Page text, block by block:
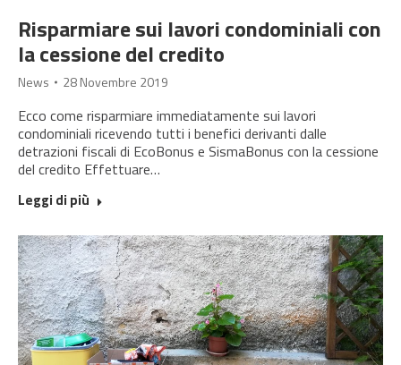
Risparmiare sui lavori condominiali con
la cessione del credito
News 28 Novembre 2019
Ecco come risparmiare immediatamente sui lavori
condominiali ricevendo tutti i benefici derivanti dalle
detrazioni fiscali di EcoBonus e SismaBonus con la cessione
del credito Effettuare…
Leggi di più